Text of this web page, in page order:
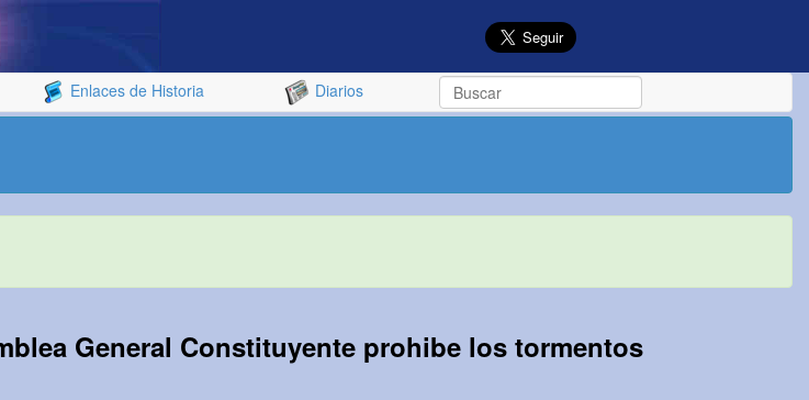
Enlaces de Historia Diarios
General Constituyente prohibe los tormentos